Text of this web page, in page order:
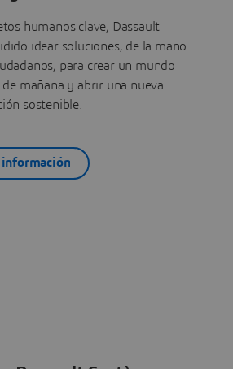
humanos clave, Dassault
idear soluciones, de la mano
para crear un mundo
mañana y abrir una nueva
sostenible.
información